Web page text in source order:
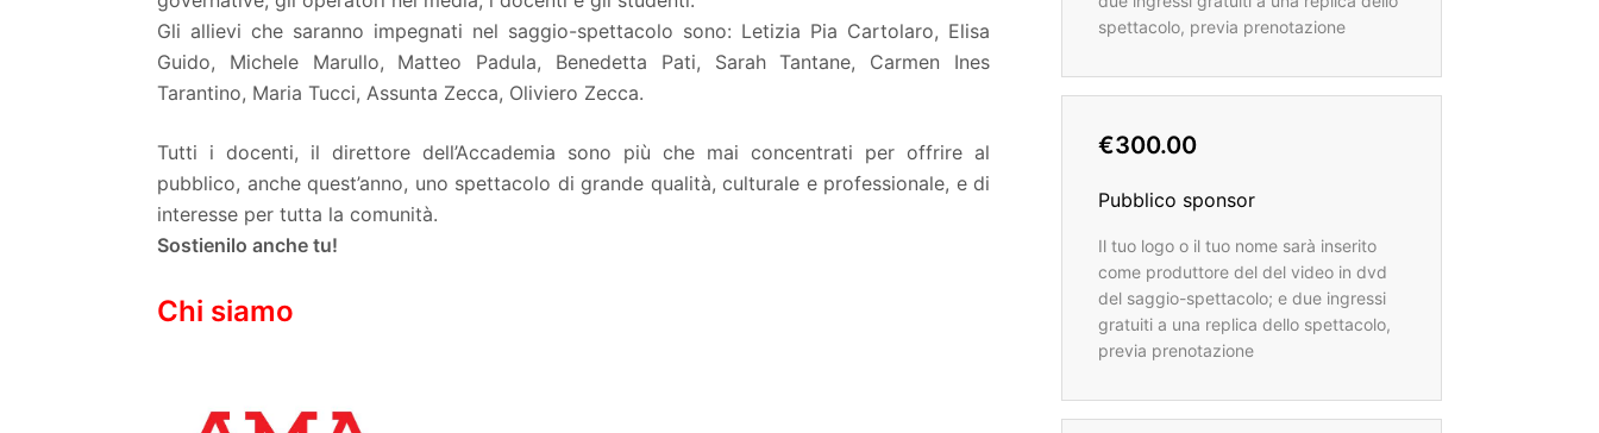
Gli allievi che saranno impegnati nel saggio-spettacolo sono: Letizia Pia Cartolaro, Elisa
Guido, Michele Marullo, Matteo Padula, Benedetta Pati, Sarah Tantane, Carmen Ines
Tarantino, Maria Tucci, Assunta Zecca, Oliviero Zecca.
Tutti i docenti, il direttore dell’Accademia sono più che mai concentrati per offrire al
pubblico, anche quest’anno, uno spettacolo di grande qualità, culturale e professionale, e di
interesse per tutta la comunità.
Sostienilo anche tu!
Chi siamo
spettacolo, previa prenotazione
€300.00
Pubblico sponsor
Il tuo logo o il tuo nome sarà inserito
come produttore del del video in dvd
del saggio-spettacolo; e due ingressi
gratuiti a una replica dello spettacolo,
previa prenotazione